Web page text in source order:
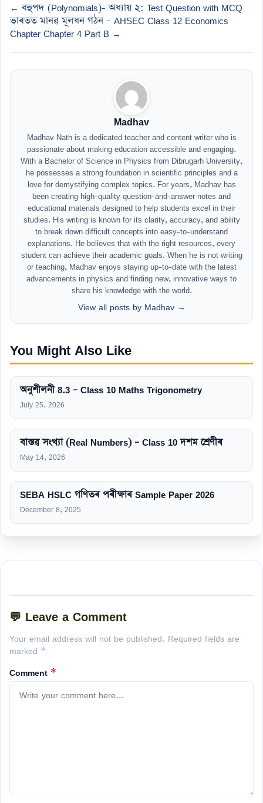
← বহুপদ (Polynomials)- অধ্যায় ২: Test Question with MCQ
ভাৰতত মানৱ মূলধন গঠন – AHSEC Class 12 Economics
Chapter Chapter 4 Part B →
Madhav
Madhav Nath is a dedicated teacher and content writer who is
passionate about making education accessible and engaging.
With a Bachelor of Science in Physics from Dibrugarh University,
he possesses a strong foundation in scientific principles and a
love for demystifying complex topics. For years, Madhav has
been creating high-quality question-and-answer notes and
educational materials designed to help students excel in their
studies. His writing is known for its clarity, accuracy, and ability
to break down difficult concepts into easy-to-understand
explanations. He believes that with the right resources, every
student can achieve their academic goals. When he is not writing
or teaching, Madhav enjoys staying up-to-date with the latest
advancements in physics and finding new, innovative ways to
share his knowledge with the world.
View all posts by Madhav →
You Might Also Like
অনুশীলনী 8.3 – Class 10 Maths Trigonometry
July 25, 2026
বাস্তৱ সংখ্যা (Real Numbers) – Class 10 দশম শ্ৰেণীৰ
May 14, 2026
SEBA HSLC গণিতৰ পৰীক্ষাৰ Sample Paper 2026
December 8, 2025
💬 Leave a Comment
Your email address will not be published. Required fields are
marked *
Comment *